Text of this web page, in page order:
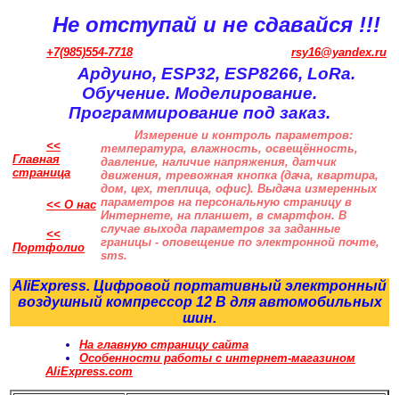
Не отступай и не сдавайся !!!
+7(985)554-7718 rsy16@yandex.ru
Ардуино, ESP32, ESP8266, LoRa.
Обучение. Моделирование.
Программирование под заказ.
<<
Главная
страница
Измерение и контроль параметров:
температура, влажность, освещённость,
давление, наличие напряжения, датчик
движения, тревожная кнопка (дача, квартира,
дом, цех, теплица, офис). Выдача измеренных
параметров на персональную страницу в
Интернете, на планшет, в смартфон. В
случае выхода параметров за заданные
границы - оповещение по электронной почте,
sms.
<< О нас
<<
Портфолио
AliExpress. Цифровой портативный электронный
воздушный компрессор 12 В для автомобильных
шин.
На главную страницу сайта
Особенности работы с интернет-магазином
AliExpress.com